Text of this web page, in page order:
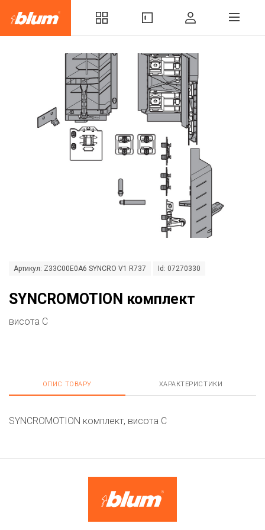
Артикул: Z33C00E0A6 SYNCRO V1 R737 Id: 07270330
SYNCROMOTION комплект
висота C
ОПИС ТОВАРУ ХАРАКТЕРИСТИКИ
SYNCROMOTION комплект, висота C